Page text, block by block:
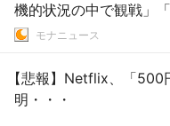
機的状況の中で観戦」
ｗｗｗモナニュース
【悲報】Netflix、「
明・・・